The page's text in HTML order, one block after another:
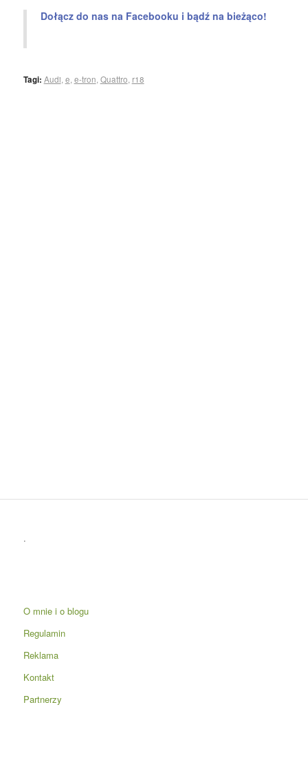
Dołącz do nas na Facebooku i bądź na bieżąco!
Tagi: Audi e e-tron Quattro r18
.
O mnie i o blogu
Regulamin
Reklama
Kontakt
Partnerzy